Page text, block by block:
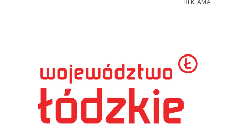
REKLAMA